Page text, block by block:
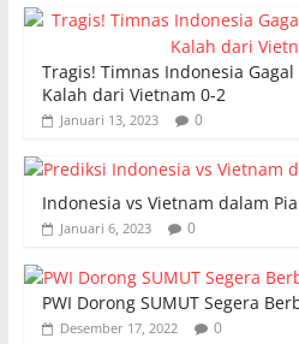
Tragis! Timnas Indonesia
Kalah dari Vietnam 0-2
Januari 13, 2023 0
Indonesia vs Vietnam dalam
Januari 6, 2023 0
PWI Dorong SUMUT Segera
Desember 17, 2022 0